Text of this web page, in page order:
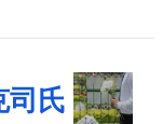
司氏